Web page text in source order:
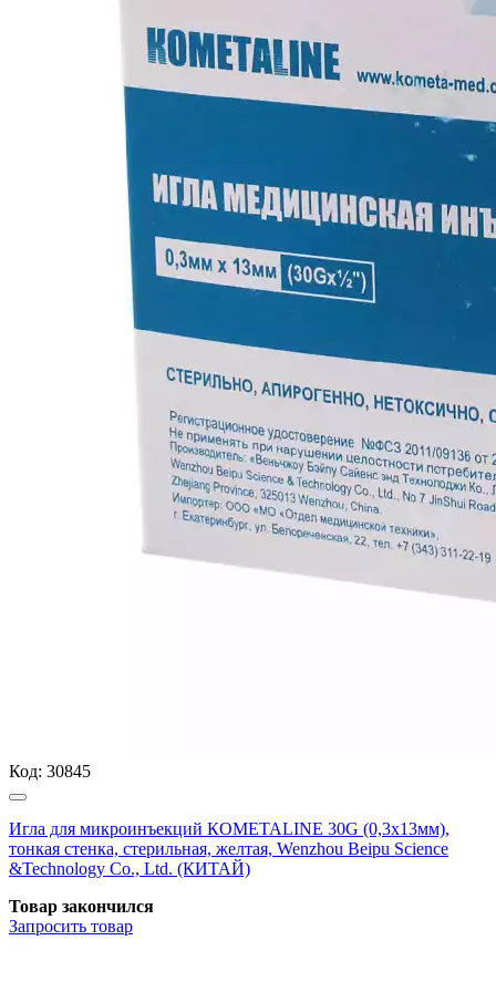
Код: 30845
Игла для микроинъекций КОМЕТАLINE 30G (0,3х13мм),
тонкая стенка, стерильная, желтая, Wenzhou Beipu Science
&Technology Co., Ltd. (КИТАЙ)
Товар закончился
Запросить товар